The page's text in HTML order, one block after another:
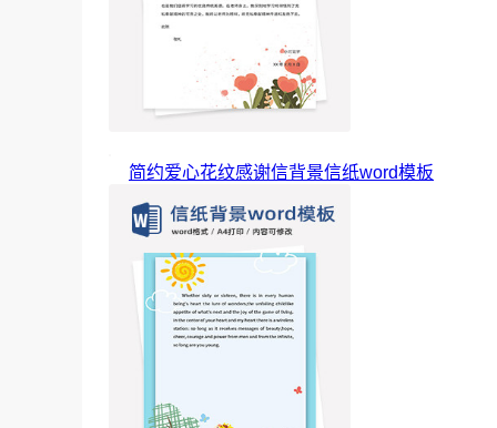
简约爱心花纹感谢信背景信纸word模板